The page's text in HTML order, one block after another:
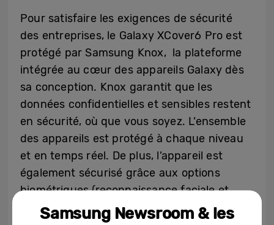
Pour satisfaire les exigences de sécurité
des entreprises, le Galaxy XCover6 Pro est
protégé par Samsung Knox, la plateforme
intégrée au cœur des appareils Galaxy dès
sa conception. Knox garantit que les
données confidentielles et sensibles restent
en sécurité, où que vous soyez. L’ensemble
des appareils est protégé à chaque niveau
et en temps réel. De plus, l’appareil est
également sécurisé grâce aux options
biométriques (reconnaissance faciale et
lecteur d’empreintes digitales) garantissant
Samsung Newsroom & les